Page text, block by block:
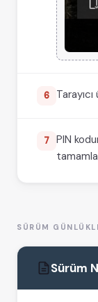
6
7 PIN
SÜRÜM
Sürüm